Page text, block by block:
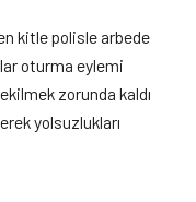
kitle polisle arbede
oturma eylemi
zorunda kaldı
yolsuzlukları